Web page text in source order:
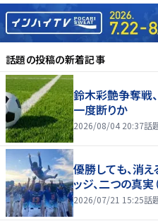
話題の投稿の新着記事
鈴木彩艶争奪戦
一度断りか
2026/08/04 20:37話
優勝しても、消え
ッジ、二つの真実
2026/07/21 15:25話